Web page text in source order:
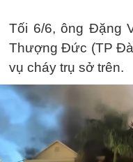
Tối 6/6, ông Đặng
Thượng Đức (TP
vụ cháy trụ sở trên.